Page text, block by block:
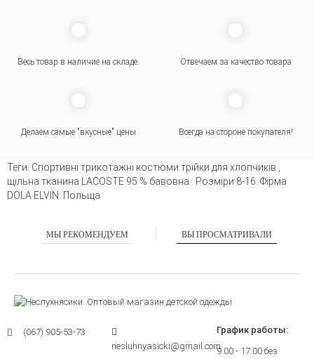
Весь товар в наличие на складе. Отвечаем за качество товара
Делаем самые "вкусные" цены Всегда на стороне покупателя!
Теги: Cпортивні трикотажні костюми трійки для хлопчиків ,
щільна тканина LACOSTE 95 % бавовна . Розміри 8-16. Фірма
DOLA ELVIN. Польща
МЫ РЕКОМЕНДУЕМ ВЫ ПРОСМАТРИВАЛИ
(067) 905-53-73
nesluhnyasicki@gmail.com
График работы:
9.00 - 17.00 без